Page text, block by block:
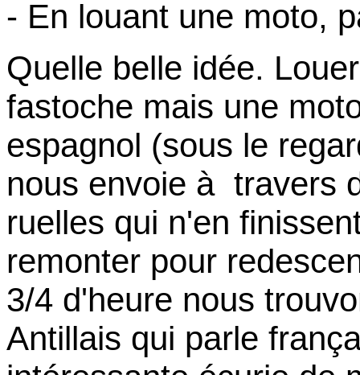
- En louant une moto,
Quelle belle idée.
fastoche mais une
espagnol (sous le
nous envoie à travers
ruelles qui n'en
remonter pour
3/4 d'heure nous
Antillais qui parle